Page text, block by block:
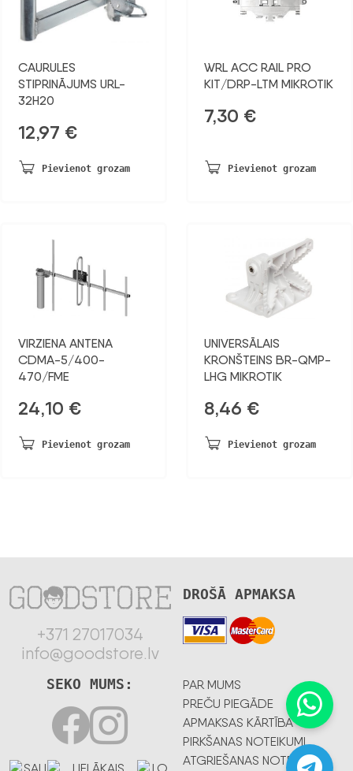
CAURULES
STIPRINĀJUMS URL-
32H20
12,97 €
Pievienot grozam
WRL ACC RAIL PRO
KIT/DRP-LTM MIKROTIK
7,30 €
Pievienot grozam
VIRZIENA ANTENA
CDMA-5/400-
470/FME
24,10 €
Pievienot grozam
UNIVERSĀLAIS
KRONŠTEINS BR-QMP-
LHG MIKROTIK
8,46 €
Pievienot grozam
+371 27017034
info@goodstore.lv
DROŠĀ APMAKSA
PAR MUMS
PREČU PIEGĀDE
APMAKSAS KĀRTĪBA
PIRKŠANAS NOTEIKUMI
ATGRIEŠANAS NOTEIKUMI
SEKO MUMS: